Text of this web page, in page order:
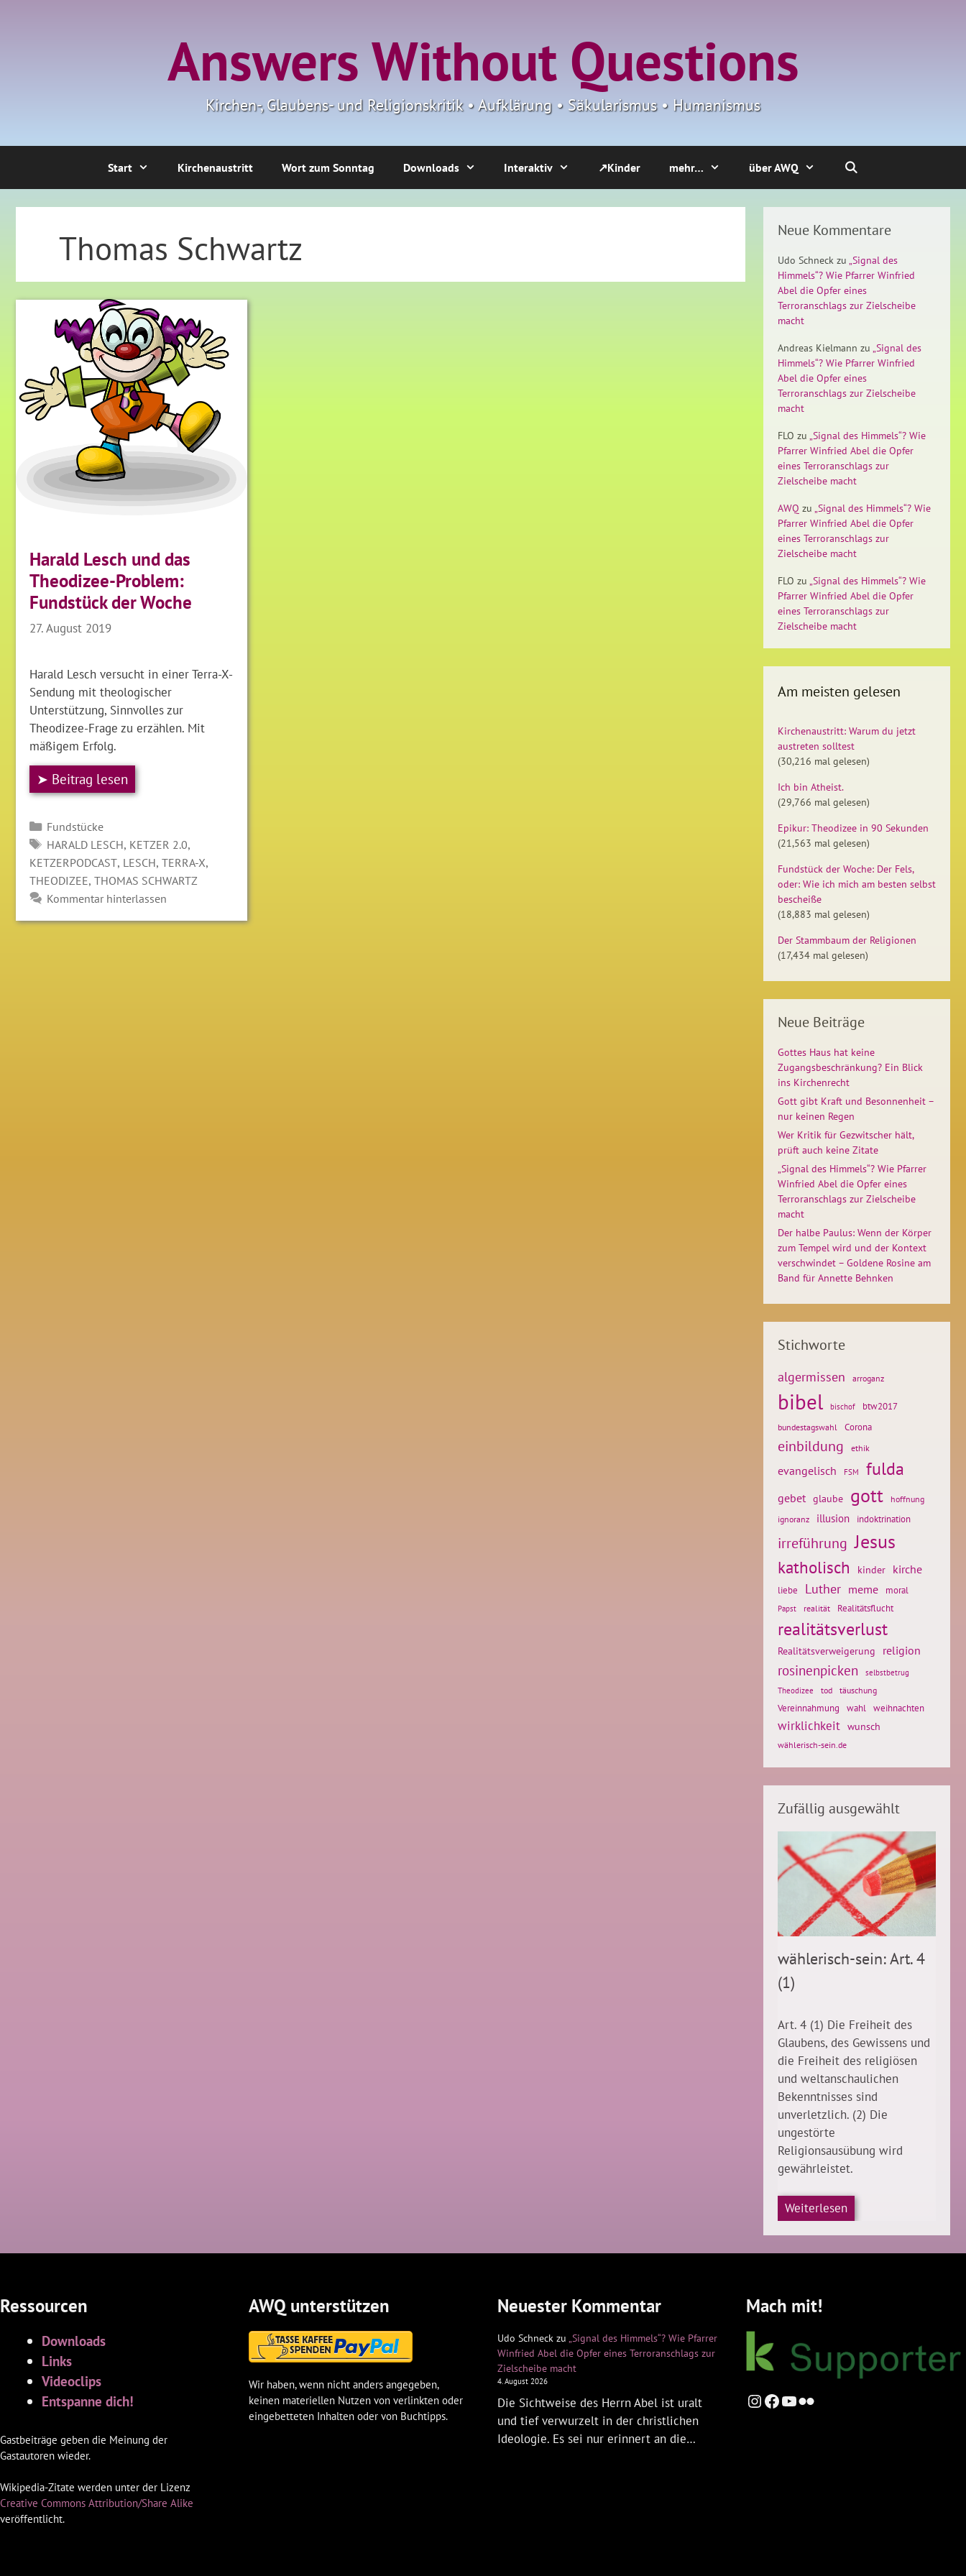
Answers Without Questions
Kirchen-, Glaubens- und Religionskritik • Aufklärung • Säkularismus • Humanismus
Start Kirchenaustritt Wort zum Sonntag Downloads Interaktiv ↗Kinder mehr… über AWQ
Thomas Schwartz
Harald Lesch und das
Theodizee-Problem:
Fundstück der Woche
27. August 2019
Harald Lesch versucht in einer Terra-X-
Sendung mit theologischer
Unterstützung, Sinnvolles zur
Theodizee-Frage zu erzählen. Mit
mäßigem Erfolg.
➤ Beitrag lesen
Kategorien
Fundstücke
SCHLAGWÖRTER
HARALD LESCH, KETZER 2.0,
KETZERPODCAST, LESCH,TERRA-X,
THEODIZEE,THOMAS SCHWARTZ
Kommentar hinterlassen
Neue Kommentare
Udo Schneck zu „Signal des
Himmels“? Wie Pfarrer Winfried
Abel die Opfer eines
Terroranschlags zur Zielscheibe
macht
Andreas Kielmann zu „Signal des
Himmels“? Wie Pfarrer Winfried
Abel die Opfer eines
Terroranschlags zur Zielscheibe
macht
FLO zu „Signal des Himmels“? Wie
Pfarrer Winfried Abel die Opfer
eines Terroranschlags zur
Zielscheibe macht
AWQ zu „Signal des Himmels“? Wie
Pfarrer Winfried Abel die Opfer
eines Terroranschlags zur
Zielscheibe macht
FLO zu „Signal des Himmels“? Wie
Pfarrer Winfried Abel die Opfer
eines Terroranschlags zur
Zielscheibe macht
Am meisten gelesen
Kirchenaustritt: Warum du jetzt
austreten solltest
(30,216 mal gelesen)
Ich bin Atheist.
(29,766 mal gelesen)
Epikur: Theodizee in 90 Sekunden
(21,563 mal gelesen)
Fundstück der Woche: Der Fels,
oder: Wie ich mich am besten selbst
bescheiße
(18,883 mal gelesen)
Der Stammbaum der Religionen
(17,434 mal gelesen)
Neue Beiträge
Gottes Haus hat keine
Zugangsbeschränkung? Ein Blick
ins Kirchenrecht
Gott gibt Kraft und Besonnenheit –
nur keinen Regen
Wer Kritik für Gezwitscher hält,
prüft auch keine Zitate
„Signal des Himmels“? Wie Pfarrer
Winfried Abel die Opfer eines
Terroranschlags zur Zielscheibe
macht
Der halbe Paulus: Wenn der Körper
zum Tempel wird und der Kontext
verschwindet – Goldene Rosine am
Band für Annette Behnken
Stichworte
algermissen arroganz
bibel bischof btw2017
bundestagswahl Corona
einbildung ethik
evangelisch FSM fulda
gebet glaube gott
hoffnung
ignoranz
illusion indoktrination
irreführung Jesus
katholisch kinder kirche
liebe Luther meme moral
Papst realität Realitätsflucht
realitätsverlust
Realitätsverweigerung religion
rosinenpicken
selbstbetrug
Theodizee
tod täuschung
Vereinnahmung wahl weihnachten
wirklichkeit wunsch
wählerisch-sein.de
Zufällig ausgewählt
wählerisch-sein: Art. 4
(1)
Art. 4 (1) Die Freiheit des
Glaubens, des Gewissens und
die Freiheit des religiösen
und weltanschaulichen
Bekenntnisses sind
unverletzlich. (2) Die
ungestörte
Religionsausübung wird
gewährleistet.
Weiterlesen
Ressourcen
Downloads
Links
Videoclips
Entspanne dich!
Gastbeiträge geben die Meinung der
Gastautoren wieder.
Wikipedia-Zitate werden unter der Lizenz
Creative Commons Attribution/Share Alike
veröffentlicht.
AWQ unterstützen
Wir haben, wenn nicht anders angegeben,
keinen materiellen Nutzen von verlinkten oder
eingebetteten Inhalten oder von Buchtipps.
Neuester Kommentar
Udo Schneck zu „Signal des Himmels“? Wie Pfarrer
Winfried Abel die Opfer eines Terroranschlags zur
Zielscheibe macht
4. August 2026
Die Sichtweise des Herrn Abel ist uralt
und tief verwurzelt in der christlichen
Ideologie. Es sei nur erinnert an die…
Mach mit!
Instagram
Facebook
YouTube
Flickr